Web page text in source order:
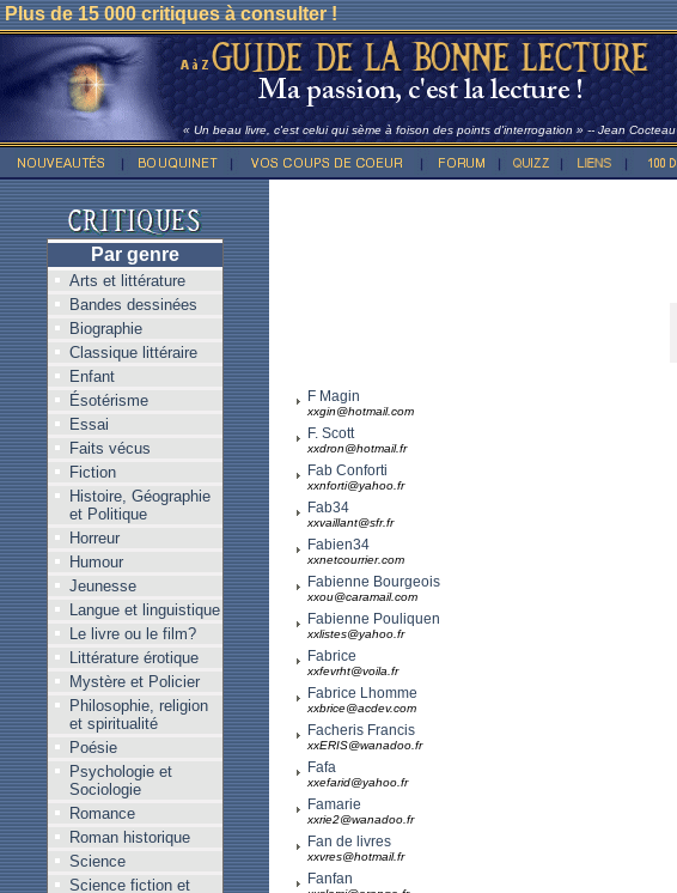
Plus de 15 000 critiques à consulter !
« Un beau livre, c'est celui qui sème à foison des points d'interrogation » -- Jean Cocteau
Par genre
Arts et littérature
Bandes dessinées
Biographie
Classique littéraire
Enfant
Ésotérisme
Essai
Faits vécus
Fiction
Histoire, Géographie
et Politique
Horreur
Humour
Jeunesse
Langue et linguistique
Le livre ou le film?
Littérature érotique
Mystère et Policier
Philosophie, religion
et spiritualité
Poésie
Psychologie et
Sociologie
Romance
Roman historique
Science
Science fiction et
F Magin
xxgin@hotmail.com
F. Scott
xxdron@hotmail.fr
Fab Conforti
xxnforti@yahoo.fr
Fab34
xxvaillant@sfr.fr
Fabien34
xxnetcourrier.com
Fabienne Bourgeois
xxou@caramail.com
Fabienne Pouliquen
xxlistes@yahoo.fr
Fabrice
xxfevrht@voila.fr
Fabrice Lhomme
xxbrice@acdev.com
Facheris Francis
xxERIS@wanadoo.fr
Fafa
xxefarid@yahoo.fr
Famarie
xxrie2@wanadoo.fr
Fan de livres
xxvres@hotmail.fr
Fanfan